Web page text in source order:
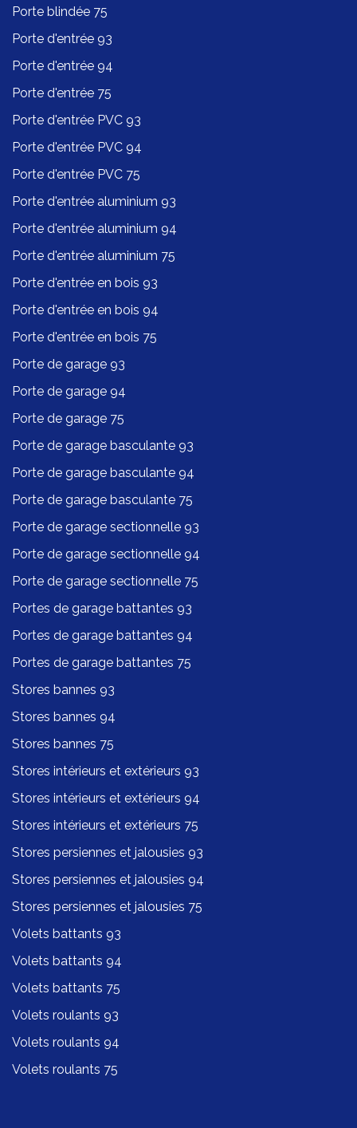
Porte blindée 75
Porte d'entrée 93
Porte d'entrée 94
Porte d'entrée 75
Porte d'entrée PVC 93
Porte d'entrée PVC 94
Porte d'entrée PVC 75
Porte d'entrée aluminium 93
Porte d'entrée aluminium 94
Porte d'entrée aluminium 75
Porte d'entrée en bois 93
Porte d'entrée en bois 94
Porte d'entrée en bois 75
Porte de garage 93
Porte de garage 94
Porte de garage 75
Porte de garage basculante 93
Porte de garage basculante 94
Porte de garage basculante 75
Porte de garage sectionnelle 93
Porte de garage sectionnelle 94
Porte de garage sectionnelle 75
Portes de garage battantes 93
Portes de garage battantes 94
Portes de garage battantes 75
Stores bannes 93
Stores bannes 94
Stores bannes 75
Stores intérieurs et extérieurs 93
Stores intérieurs et extérieurs 94
Stores intérieurs et extérieurs 75
Stores persiennes et jalousies 93
Stores persiennes et jalousies 94
Stores persiennes et jalousies 75
Volets battants 93
Volets battants 94
Volets battants 75
Volets roulants 93
Volets roulants 94
Volets roulants 75